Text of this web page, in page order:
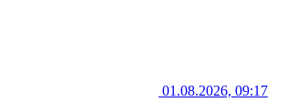
01.08.2026, 09:17